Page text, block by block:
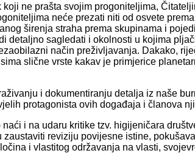
ne prašta svojim progoniteljima,
neće prezati niti od osvete
širenja straha prema skupinama i
detaljno sagledati i okolnosti u kojima
način preživljavanja. Dakako,
slične vrste kakav je primjerice
i dokumentiranju detalja iz naše
protagonista ovih događaja i članova
i na udaru kritike tzv. higijeničara
reviziju povijesne istine,
i vlastitog održavanja na vlasti,